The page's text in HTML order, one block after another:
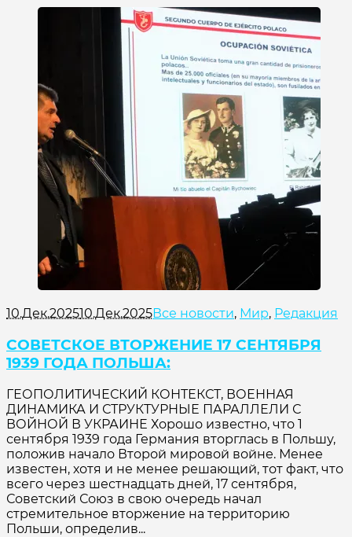
10.Дек.202510.Дек.2025Все новости, Мир, Редакция
СОВЕТСКОЕ ВТОРЖЕНИЕ 17 СЕНТЯБРЯ
1939 ГОДА ПОЛЬША:
ГЕОПОЛИТИЧЕСКИЙ КОНТЕКСТ, ВОЕННАЯ
ДИНАМИКА И СТРУКТУРНЫЕ ПАРАЛЛЕЛИ С
ВОЙНОЙ В УКРАИНЕ Хорошо известно, что 1
сентября 1939 года Германия вторглась в Польшу,
положив начало Второй мировой войне. Менее
известен, хотя и не менее решающий, тот факт, что
всего через шестнадцать дней, 17 сентября,
Советский Союз в свою очередь начал
стремительное вторжение на территорию
Польши, определив...